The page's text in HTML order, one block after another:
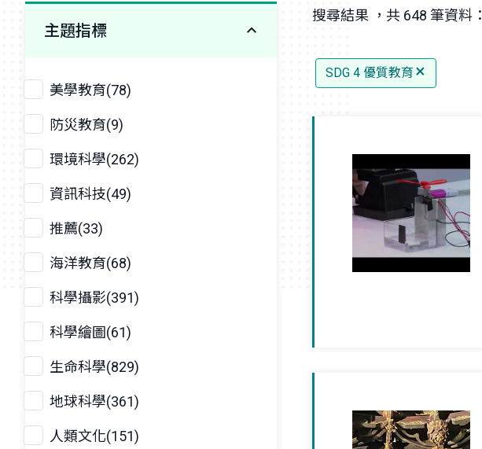
主題指標
美學教育(78)
防災教育(9)
環境科學(262)
資訊科技(49)
推薦(33)
海洋教育(68)
科學攝影(391)
科學繪圖(61)
生命科學(829)
地球科學(361)
人類文化(151)
搜尋結果 ，共 648 筆資料：
SDG 4 優質教育